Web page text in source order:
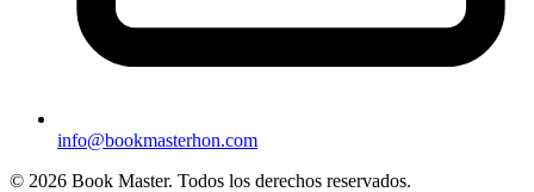
info@bookmasterhon.com
© 2026 Book Master. Todos los derechos reservados.